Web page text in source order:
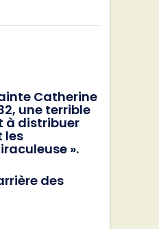
Catherine
une terrible
à distribuer
les
».
des